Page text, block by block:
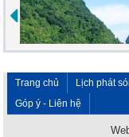
Trang chủ Lịch phát
Góp ý - Liên hệ